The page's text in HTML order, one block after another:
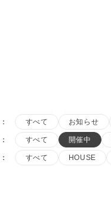
： すべて お知らせ
： すべて 開催中
： すべて HOUSE